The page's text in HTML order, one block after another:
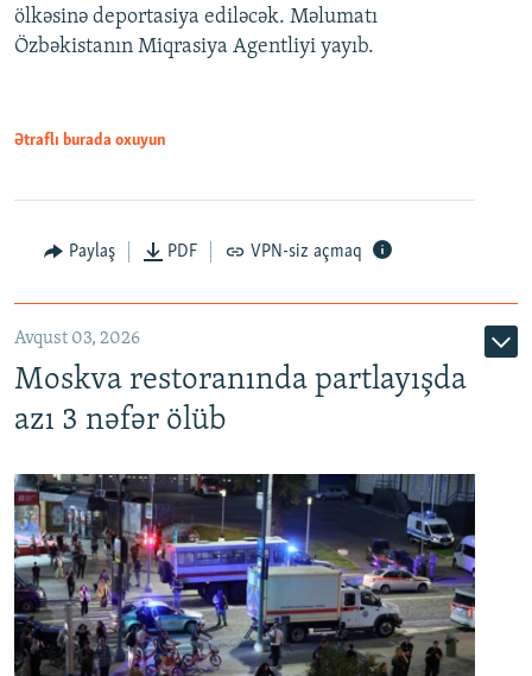
ölkəsinə deportasiya ediləcək. Məlumatı
Özbəkistanın Miqrasiya Agentliyi yayıb.
Ətraflı burada oxuyun
Paylaş PDF VPN-siz açmaq
Avqust 03, 2026
Moskva restoranında partlayışda
azı 3 nəfər ölüb